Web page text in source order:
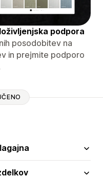
podpora
posodobitev na
in prejmite podporo